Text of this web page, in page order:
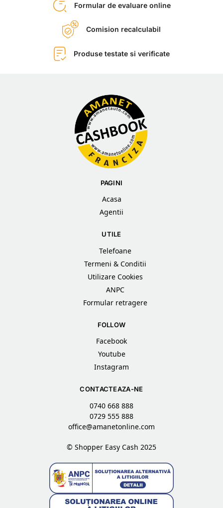
Formular de evaluare online
Comision recalculabil
Produse testate si verificate
PAGINI
Acasa
Agentii
UTILE
Telefoane
Termeni & Conditii
Utilizare Cookies
ANPC
Formular retragere
FOLLOW
Facebook
Youtube
Instagram
CONTACTEAZA-NE
0740 668 888
0729 555 888
office@amanetonline.com
© Shopper Easy Cash 2025